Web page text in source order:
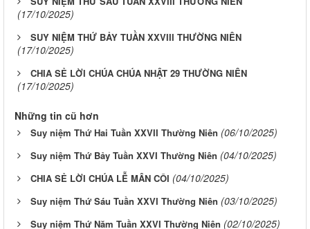
(17/10/2025)
SUY NIỆM THỨ BẢY TUẦN XXVIII THƯỜNG NIÊN
(17/10/2025)
CHIA SẺ LỜI CHÚA CHÚA NHẬT 29 THƯỜNG NIÊN
(17/10/2025)
Những tin cũ hơn
Suy niệm Thứ Hai Tuần XXVII Thường Niên (06/10/2025)
Suy niệm Thứ Bảy Tuần XXVI Thường Niên (04/10/2025)
CHIA SẺ LỜI CHÚA LỄ MÂN CÔI (04/10/2025)
Suy niệm Thứ Sáu Tuần XXVI Thường Niên (03/10/2025)
Suy niệm Thứ Năm Tuần XXVI Thường Niên (02/10/2025)